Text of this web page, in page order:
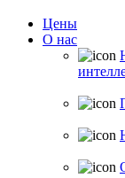
Цены
О нас